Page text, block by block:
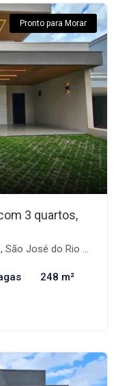
Pronto para Morar
3 quartos,
do Rio Preto-SP
248 m²